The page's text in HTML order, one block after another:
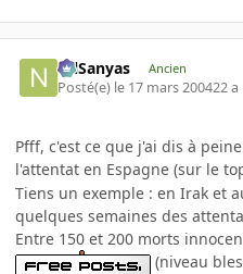
NilSanyas Ancien
Posté(e) le 17 mars 200422 a
Pfff, c'est ce que j'ai dis à
l'attentat en Espagne (sur le
Tiens un exemple : en Irak et
quelques semaines des
Entre 150 et 200 morts
(niveau